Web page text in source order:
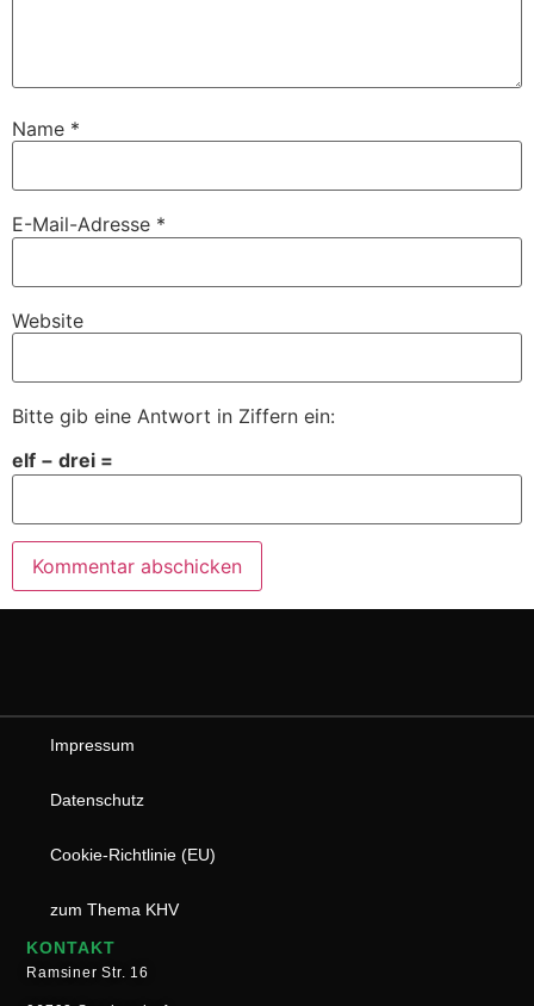
Name *
E-Mail-Adresse *
Website
Bitte gib eine Antwort in Ziffern ein:
elf − drei =
Impressum
Datenschutz
Cookie-Richtlinie (EU)
zum Thema KHV
KONTAKT
Ramsiner Str. 16